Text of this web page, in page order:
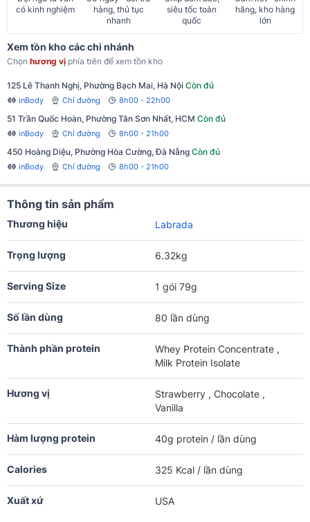
có kinh nghiệm
hàng, thủ tục
nhanh
siêu tốc toàn
quốc
hãng, kho hàng
lớn
Xem tồn kho các chi nhánh
Chọn hương vị phía trên để xem tồn kho
125 Lê Thanh Nghị, Phường Bạch Mai, Hà Nội Còn đủ
inBody Chỉ đường 8h00 - 22h00
51 Trần Quốc Hoàn, Phường Tân Sơn Nhất, HCM Còn đủ
inBody Chỉ đường 8h00 - 21h00
450 Hoàng Diệu, Phường Hòa Cường, Đà Nẵng Còn đủ
inBody Chỉ đường 8h00 - 21h00
Thông tin sản phẩm
Thương hiệu Labrada
Trọng lượng 6.32kg
Serving Size 1 gói 79g
Số lần dùng 80 lần dùng
Thành phần protein
Whey Protein Concentrate ,
Milk Protein Isolate
Hương vị
Strawberry , Chocolate ,
Vanilla
Hàm lượng protein 40g protein / lần dùng
Calories 325 Kcal / lần dùng
Xuất xứ USA